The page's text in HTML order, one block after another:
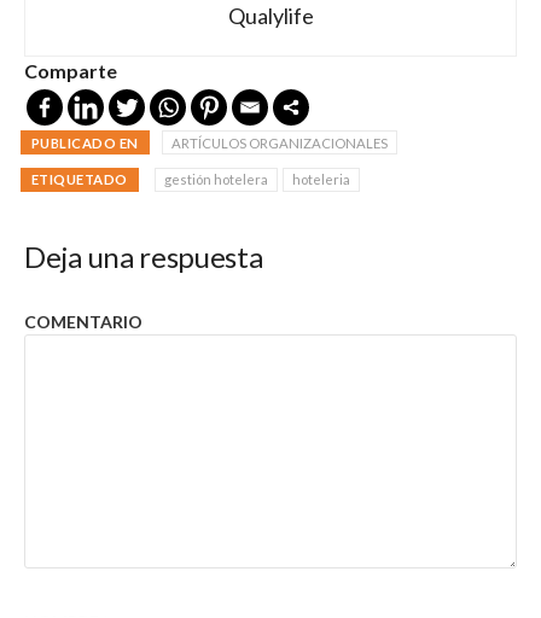
Qualylife
Comparte
PUBLICADO EN ARTÍCULOS ORGANIZACIONALES
ETIQUETADO gestión hotelera hoteleria
Deja una respuesta
COMENTARIO